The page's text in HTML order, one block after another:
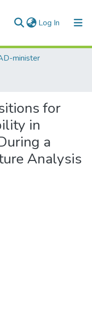
Log In (current)
minister
for
in
a
Analysis